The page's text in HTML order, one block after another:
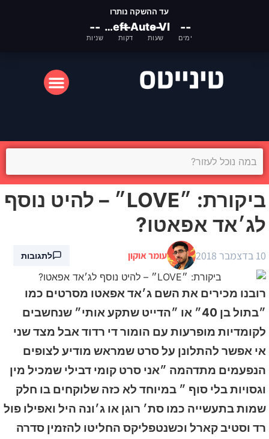
עד ההשקה נותרו
Grand Theft Auto VI --
ימים
--
שעות
--
דקות
--
שניות
ביקורת: ״LOVE״ – להיט נוסף
לג׳אד אפאטו?
10 בדצמבר 2018 עומר אוקון לתגובות
רובנו מכירים את השם ג׳אד אפאטו מסרטים כמו
״בתול בן 40״ או ״הדייט שתקע אותי״ שנחשבים
לקומדיות מופרעות עם הומור די רדוד אבל מצד שני
אי אפשר להתלונן על סרט שמראש מודיע לצופים
הנפעמים מתדהמה ״אני סרט קומי דבילי שמכיל מין
וגסויות בלי סוף ״ במיוחד לא כזה שלוקחים בו חלק
שמות בתעשייה כמו סת׳ רוגן או ג׳ונה היל ואפילו פול
רד וסטיב קארל וכשנטפליקס החליטו להזמין סדרה